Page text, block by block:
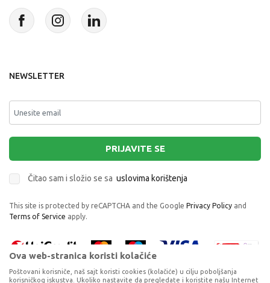
NEWSLETTER
PRIJAVITE SE
Čitao sam i složio se sa uslovima korištenja
This site is protected by reCAPTCHA and the Google Privacy Policy and
Terms of Service apply.
Ova web-stranica koristi kolačiće
Poštovani korisniče, naš sajt koristi cookies (kolačiće) u cilju poboljšanja
korisničkog iskustva. Ukoliko nastavite da pregledate i koristite našu Internet